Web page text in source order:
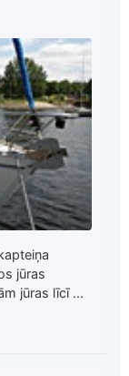
jūras
jūras līcī ...